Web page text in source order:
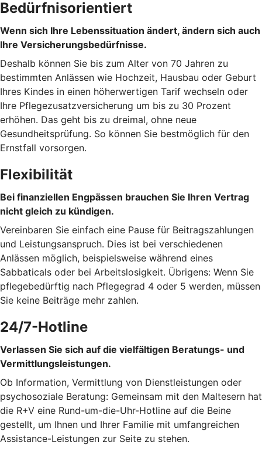
Bedürfnisorientiert
Wenn sich Ihre Lebenssituation ändert, ändern sich auch
Ihre Versicherungsbedürfnisse.
Deshalb können Sie bis zum Alter von 70 Jahren zu
bestimmten Anlässen wie Hochzeit, Hausbau oder Geburt
Ihres Kindes in einen höherwertigen Tarif wechseln oder
Ihre Pflegezusatzversicherung um bis zu 30 Prozent
erhöhen. Das geht bis zu dreimal, ohne neue
Gesundheitsprüfung. So können Sie bestmöglich für den
Ernstfall vorsorgen.
Flexibilität
Bei finanziellen Engpässen brauchen Sie Ihren Vertrag
nicht gleich zu kündigen.
Vereinbaren Sie einfach eine Pause für Beitragszahlungen
und Leistungsanspruch. Dies ist bei verschiedenen
Anlässen möglich, beispielsweise während eines
Sabbaticals oder bei Arbeitslosigkeit. Übrigens: Wenn Sie
pflegebedürftig nach Pflegegrad 4 oder 5 werden, müssen
Sie keine Beiträge mehr zahlen.
24/7-Hotline
Verlassen Sie sich auf die vielfältigen Beratungs- und
Vermittlungsleistungen.
Ob Information, Vermittlung von Dienstleistungen oder
psychosoziale Beratung: Gemeinsam mit den Maltesern hat
die R+V eine Rund-um-die-Uhr-Hotline auf die Beine
gestellt, um Ihnen und Ihrer Familie mit umfangreichen
Assistance-Leistungen zur Seite zu stehen.